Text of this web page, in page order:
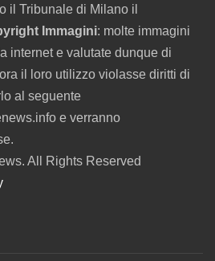
il Tribunale di Milano il
Immagini: molte immagini
internet e valutate dunque di
il loro utilizzo violasse diritti di
al seguente
e verranno
All Rights Reserved